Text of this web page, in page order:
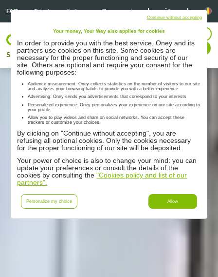
FAQ Trimitere solicitare Despre noi Linkedin
Linkedin
Soluţii Parteneri Suport Resurse
CONECTARE
Contactați-ne
Your money, Your Way also applies for cookies
In order to provide you with the best service, Oney and its
partners use cookies on this site. Some cookies are
necessary for the proper functioning and security of our
site. Others are optional and require your consent for the
following purposes:
Audience measurement: Oney collects statistics on the number of visitors to our site
and analyzes your browsing habits to provide you with a better experience
Advertising: Oney sends you advertisements that correspond to your interests
Personalized experience: Oney personalizes your experience on our site according to
your profile
Allow you to play videos and share on social networks. You can accept these
trackers or customize your choices.
By clicking on "Continue without accepting", you are
refusing all optional cookies. Only the cookies necessary
for the proper functioning of our site will be deposited.
Your power of choice is also to change your mind: you can
update your preferences or consult the details of the
cookies by consulting the"Cookies policy and list of our
partners".
Personalize my choice Allow
Continue without accepting